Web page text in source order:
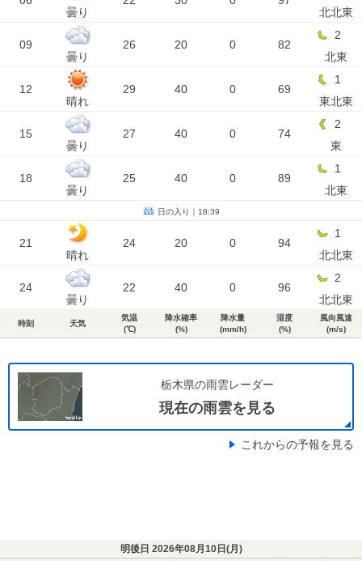
曇り
北北東
09
曇り
26 20 0 82
2
北東
12
晴れ
29 40 0 69
1
東北東
15
曇り
27 40 0 74
2
東
18
曇り
25 40 0 89
1
北東
日の入り｜18:39
21
晴れ
24 20 0 94
1
北北東
24
曇り
22 40 0 96
2
北北東
時刻 天気
気温
(℃)
降水確率
(%)
降水量
(mm/h)
湿度
(%)
風向風速
(m/s)
栃木県の雨雲レーダー
現在の雨雲を見る
これからの予報を見る
明後日 2026年08月10日(月 )